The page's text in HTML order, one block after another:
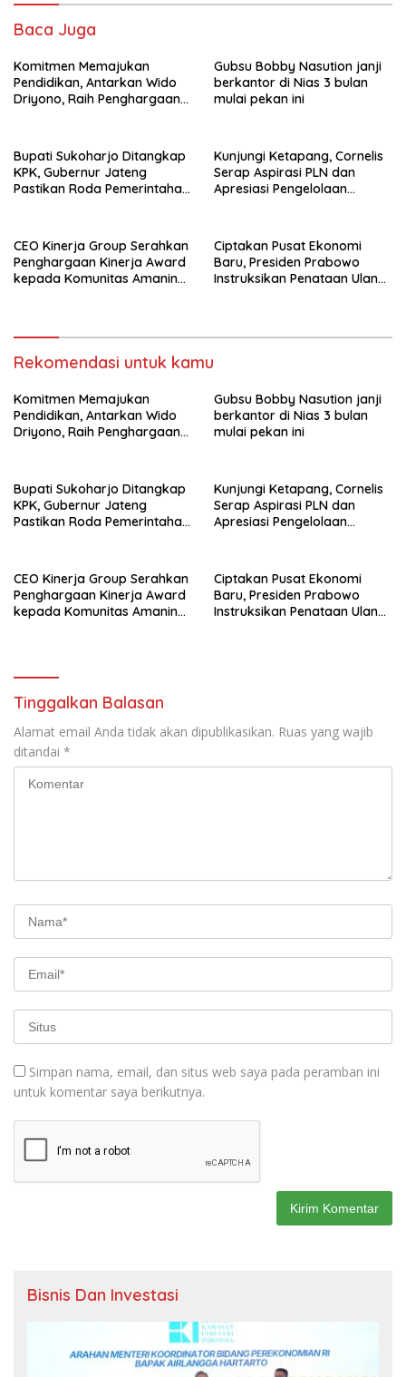
Baca Juga
Komitmen Memajukan
Pendidikan, Antarkan Wido
Driyono, Raih Penghargaan
Gubsu Bobby Nasution janji
berkantor di Nias 3 bulan
mulai pekan ini
Bupati Sukoharjo Ditangkap
KPK, Gubernur Jateng
Pastikan Roda Pemerintahan
Kunjungi Ketapang, Cornelis
Serap Aspirasi PLN dan
Apresiasi Pengelolaan
CEO Kinerja Group Serahkan
Penghargaan Kinerja Award
kepada Komunitas Amanina
Ciptakan Pusat Ekonomi
Baru, Presiden Prabowo
Instruksikan Penataan Ulang
Rekomendasi untuk kamu
Komitmen Memajukan
Pendidikan, Antarkan Wido
Driyono, Raih Penghargaan
Gubsu Bobby Nasution janji
berkantor di Nias 3 bulan
mulai pekan ini
Bupati Sukoharjo Ditangkap
KPK, Gubernur Jateng
Pastikan Roda Pemerintahan
Kunjungi Ketapang, Cornelis
Serap Aspirasi PLN dan
Apresiasi Pengelolaan
CEO Kinerja Group Serahkan
Penghargaan Kinerja Award
kepada Komunitas Amanina
Ciptakan Pusat Ekonomi
Baru, Presiden Prabowo
Instruksikan Penataan Ulang
Tinggalkan Balasan
Alamat email Anda tidak akan dipublikasikan. Ruas yang wajib
ditandai *
Simpan nama, email, dan situs web saya pada peramban ini
untuk komentar saya berikutnya.
Bisnis Dan Investasi